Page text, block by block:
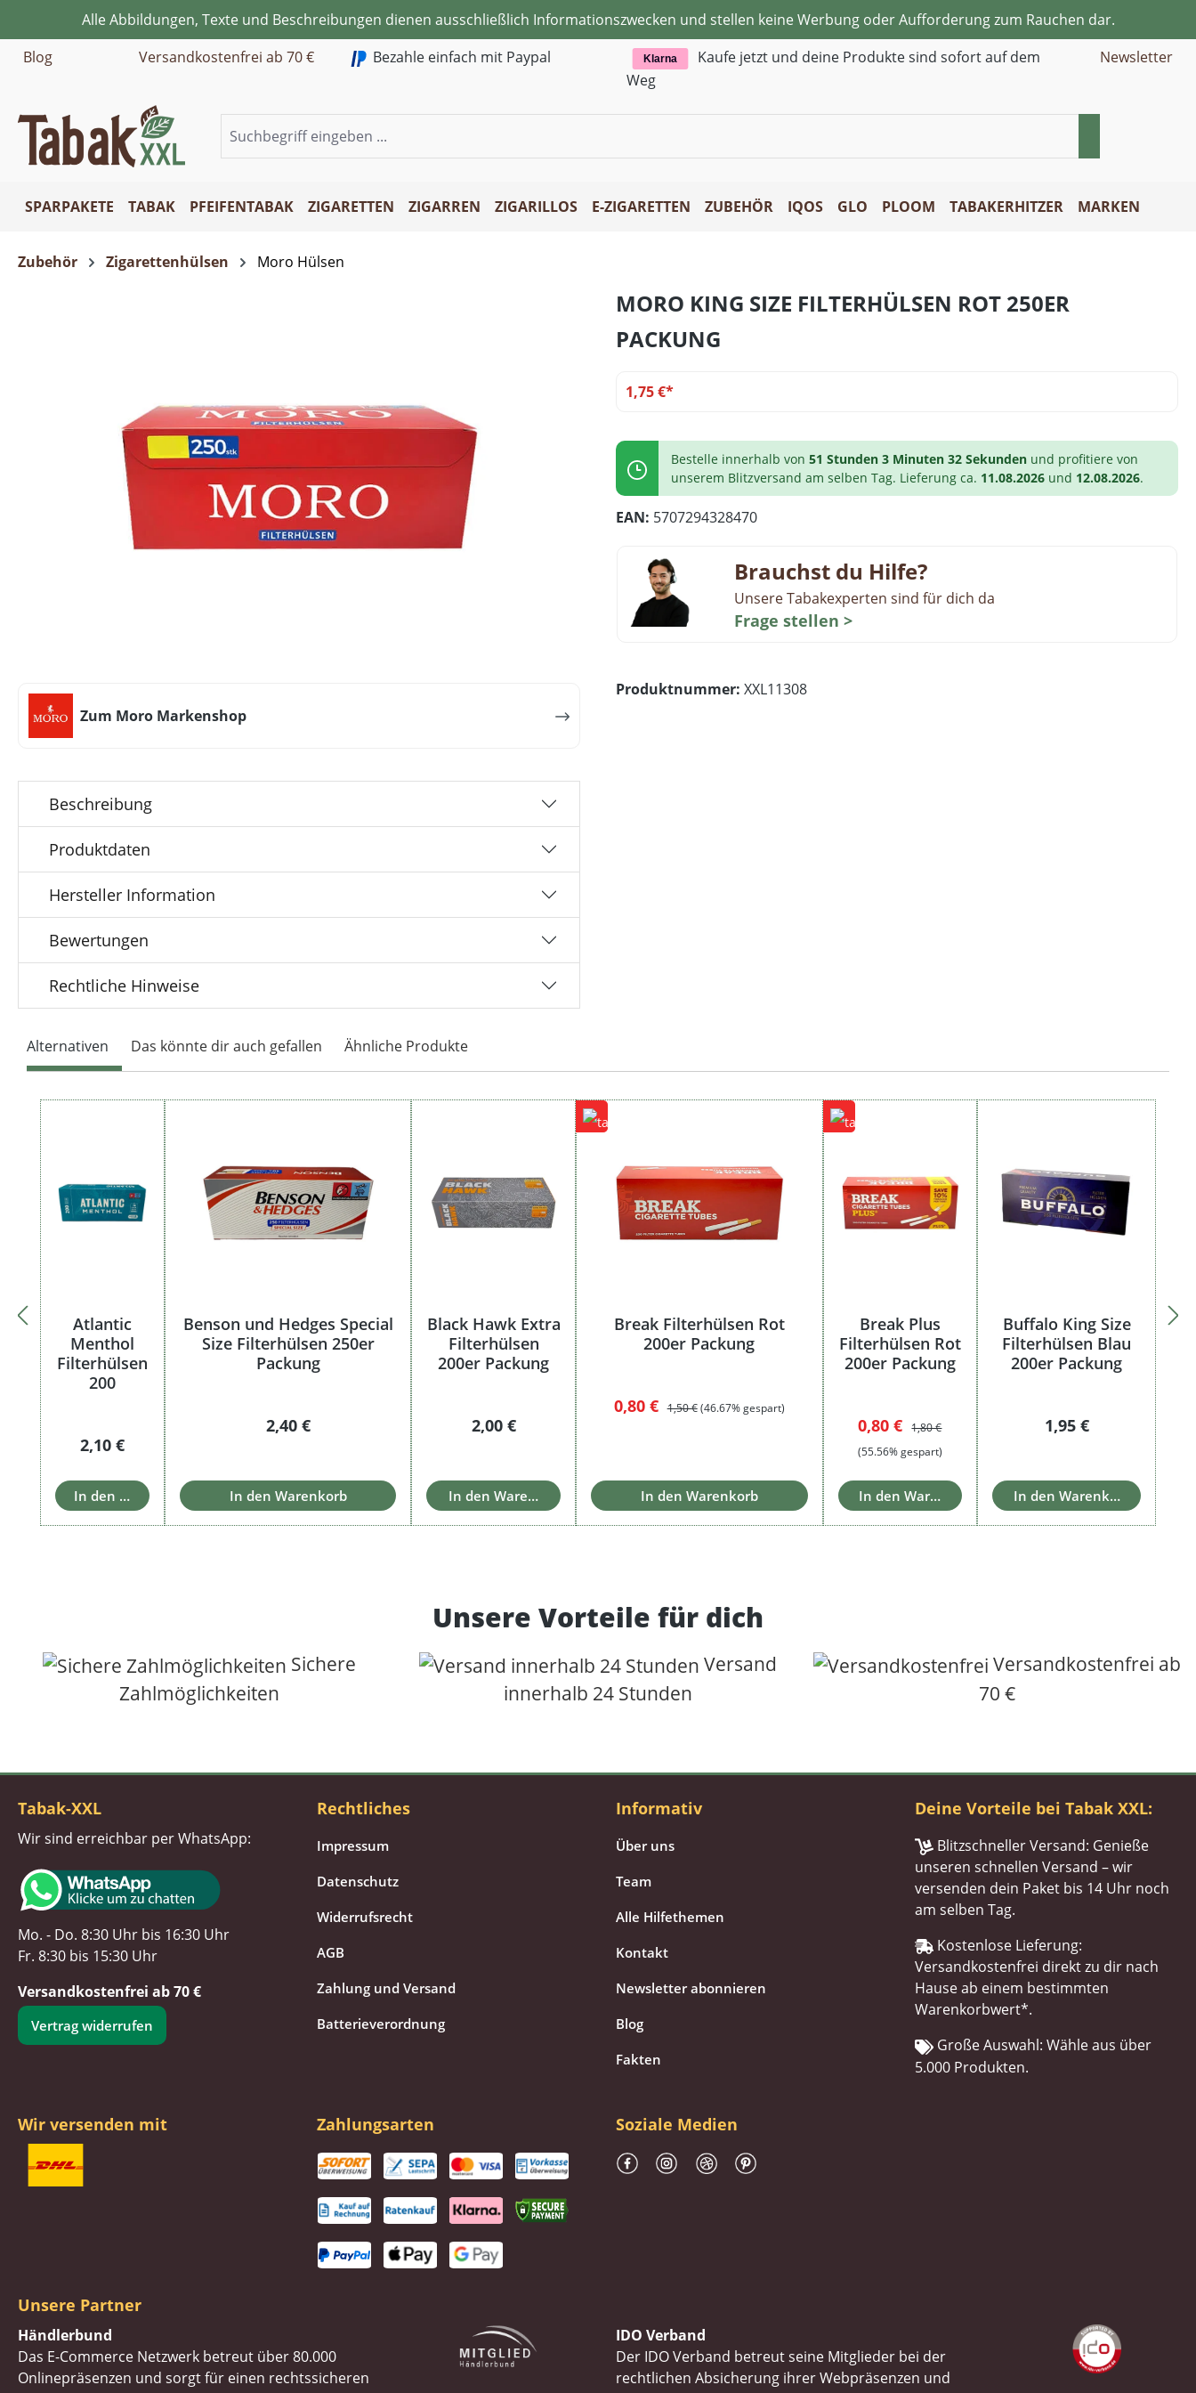
Hauptinhalt springen
Zur Suche springen
Zur Hauptnavigation springen
Alle Abbildungen, Texte und Beschreibungen dienen ausschließlich Informationszwecken und stellen keine Werbung oder Aufforderung zum Rauchen dar.
Blog
Versandkostenfrei ab 70 € Bezahle einfach mit Paypal Klarna
Kaufe jetzt und deine Produkte sind sofort auf dem
Weg
Newsletter
SPARPAKETE TABAK PFEIFENTABAK ZIGARETTEN ZIGARREN ZIGARILLOS E-ZIGARETTEN ZUBEHÖR IQOS GLO PLOOM TABAKERHITZER MARKEN
Zubehör Zigarettenhülsen Moro Hülsen
Zum Moro Markenshop
Beschreibung
Produktdaten
Hersteller Information
Bewertungen
Rechtliche Hinweise
MORO KING SIZE FILTERHÜLSEN ROT 250ER
PACKUNG
1,75 €*
Bestelle innerhalb von 51 Stunden 3 Minuten 31 Sekunden und profitiere von
unserem Blitzversand am selben Tag. Lieferung ca. 11.08.2026 und 12.08.2026.
EAN: 5707294328470
Brauchst du Hilfe?
Unsere Tabakexperten sind für dich da
Frage stellen >
Produktnummer: XXL11308
Alternativen Das könnte dir auch gefallen Ähnliche Produkte
Produktgalerie überspringen
Atlantic
Menthol
Filterhülsen
200
Regulärer Preis:
2,10 €
In den Warenkorb
Benson und Hedges Special
Size Filterhülsen 250er
Packung
Regulärer Preis:
2,40 €
In den Warenkorb
Black Hawk Extra
Filterhülsen
200er Packung
Regulärer Preis:
2,00 €
In den Warenkorb
Break Filterhülsen Rot
200er Packung
Verkaufspreis:
0,80 € Regulärer Preis:
1,50 €(46.67% gespart)
In den Warenkorb
Break Plus
Filterhülsen Rot
200er Packung
Verkaufspreis:
0,80 € Regulärer Preis:
1,80 €
(55.56% gespart)
In den Warenkorb
Buffalo King Size
Filterhülsen Blau
200er Packung
Regulärer Preis:
1,95 €
In den Warenkorb
Unsere Vorteile für dich
Sichere
Zahlmöglichkeiten
Versand
innerhalb 24 Stunden
Versandkostenfrei ab
70 €
Tabak-XXL
Wir sind erreichbar per WhatsApp:
Mo. - Do. 8:30 Uhr bis 16:30 Uhr
Fr. 8:30 bis 15:30 Uhr
Versandkostenfrei ab 70 €
Vertrag widerrufen
Rechtliches
Impressum
Datenschutz
Widerrufsrecht
AGB
Zahlung und Versand
Batterieverordnung
Informativ
Über uns
Team
Alle Hilfethemen
Kontakt
Newsletter abonnieren
Blog
Fakten
Deine Vorteile bei Tabak XXL:
Blitzschneller Versand: Genieße
unseren schnellen Versand – wir
versenden dein Paket bis 14 Uhr noch
am selben Tag.
Kostenlose Lieferung:
Versandkostenfrei direkt zu dir nach
Hause ab einem bestimmten
Warenkorbwert*.
Große Auswahl: Wähle aus über
5.000 Produkten.
Wir versenden mit Zahlungsarten Soziale Medien
Unsere Partner
Händlerbund
Das E-Commerce Netzwerk betreut über 80.000
Onlinepräsenzen und sorgt für einen rechtssicheren
IDO Verband
Der IDO Verband betreut seine Mitglieder bei der
rechtlichen Absicherung ihrer Webpräsenzen und